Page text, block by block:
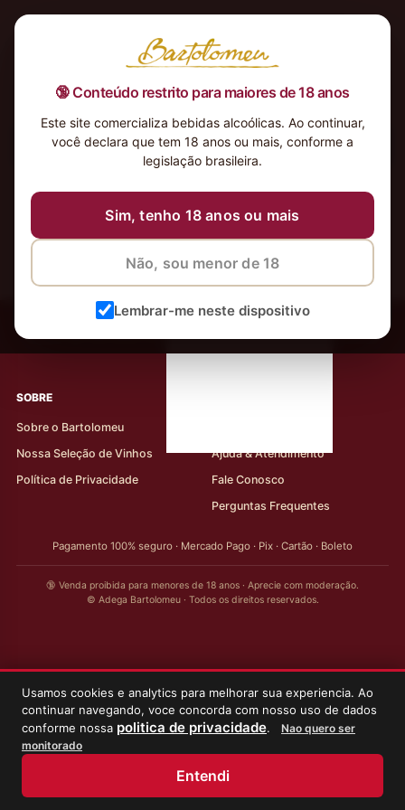
🔞 Conteúdo restrito para maiores de 18 anos
Este site comercializa bebidas alcoólicas. Ao continuar,
você declara que tem 18 anos ou mais, conforme a
legislação brasileira.
Sim, tenho 18 anos ou mais
Não, sou menor de 18
Lembrar-me neste dispositivo
Nenhum produto foi encontrado para a sua seleção.
Usamos cookies e analytics para melhorar sua experiencia. Ao
continuar navegando, voce concorda com nosso uso de dados
conforme nossa politica de privacidade.
Nao quero ser
monitorado
Entendi
‹ Meus Vinhos
Mais de 80.000 clientes apaixonados por nossos
rótulos
SOBRE
Sobre o Bartolomeu
Nossa Seleção de Vinhos
Política de Privacidade
Ajuda & Atendimento
Fale Conosco
Perguntas Frequentes
Pagamento 100% seguro · Mercado Pago · Pix · Cartão · Boleto
🔞 Venda proibida para menores de 18 anos · Aprecie com moderação.
© Adega Bartolomeu · Todos os direitos reservados.